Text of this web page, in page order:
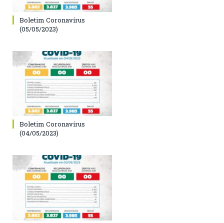
Boletim Coronavírus
(05/05/2023)
Boletim Coronavírus
(04/05/2023)